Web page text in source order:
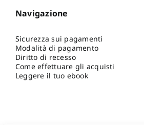
Navigazione
Sicurezza sui pagamenti
Modalità di pagamento
Diritto di recesso
Come effettuare gli acquisti
Leggere il tuo ebook